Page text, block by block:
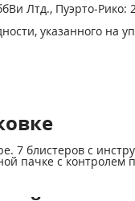
Лтд., Пуэрто-Рико:
указанного на
7 блистеров с
пачке с контролем